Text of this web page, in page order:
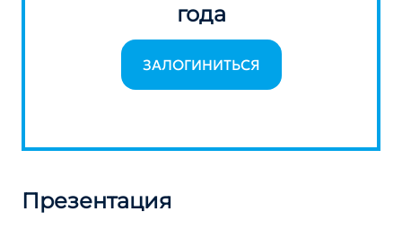
года
ЗАЛОГИНИТЬСЯ
Презентация